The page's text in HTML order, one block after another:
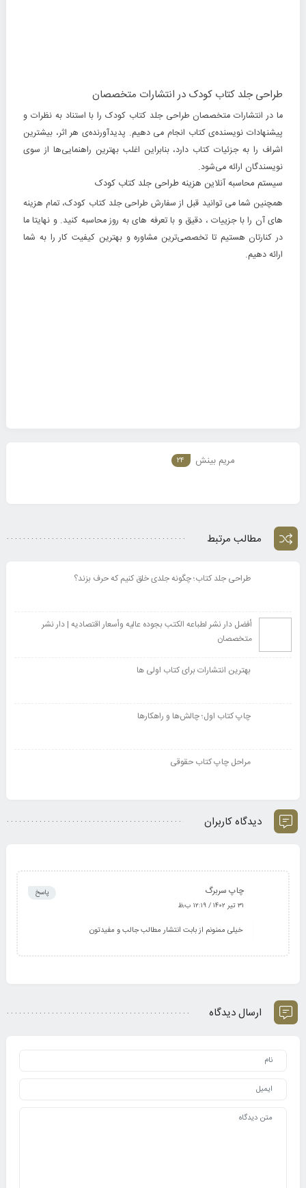
طراحی جلد کتاب کودک در انتشارات متخصصان
ما در انتشارات متخصصان طراحی جلد کتاب کودک را با استناد به نظرات و
پیشنهادات نویسنده‌ی کتاب انجام می دهیم. پدیدآورنده‌ی هر اثر، بیشترین
اشراف را به جزئیات کتاب دارد، بنابراین اغلب بهترین راهنمایی‌ها از سوی
نویسندگان ارائه می‌شود.
سیستم محاسبه آنلاین هزینه طراحی جلد کتاب کودک
همچنین شما می توانید قبل از سفارش طراحی جلد کتاب کودک، تمام هزینه
های آن را با جزییات ، دقیق و با تعرفه های به روز محاسبه کنید. و نهایتا ما
در کنارتان هستیم تا تخصصی‌ترین مشاوره و بهترین کیفیت کار را به شما
ارائه دهیم.
مریم بینش 24
مطالب مرتبط
طراحی جلد کتاب؛ چگونه جلدی خلق کنیم که حرف بزند؟
أفضل دار نشر لطباعه الکتب بجوده عالیه وأسعار اقتصادیه | دار نشر
متخصصان
بهترین انتشارات برای کتاب اولی ها
چاپ کتاب اول؛ چالش‌ها و راهکارها
مراحل چاپ کتاب حقوقی
دیدگاه کاربران
چاپ سربرگ
۳۱ تیر ۱۴۰۲ / ۱۲:۱۹ ب٫ظ
پاسخ
خیلی ممنونم از بابت انتشار مطالب جالب و مفیدتون
ارسال دیدگاه